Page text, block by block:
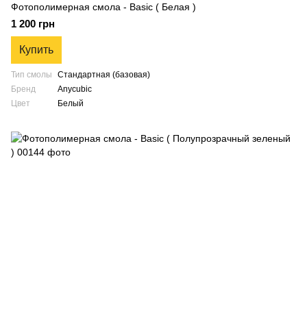
Фотополимерная смола - Basic ( Белая )
1 200 грн
Купить
Тип смолы
Стандартная (базовая)
Бренд
Anycubic
Цвет
Белый